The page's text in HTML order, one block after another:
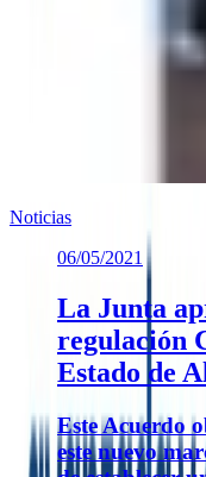
Noticias
06/05/2021
La Junta
regulación
Estado de
Este Acuerdo
este nuevo